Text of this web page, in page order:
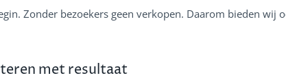
Zonder bezoekers geen verkopen. Daarom bieden
met resultaat